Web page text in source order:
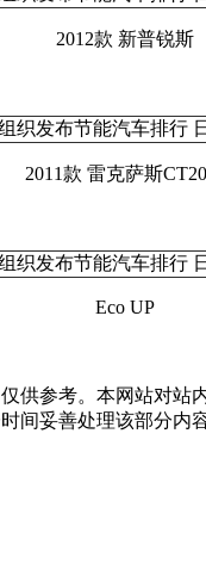
2012款 新普锐斯
2011款 雷克萨斯
Eco UP
供参考。本网站对
间妥善处理该部分内容